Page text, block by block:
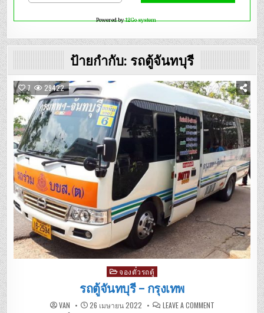
Powered by12Go system
ป้ายกำกับ: รถตู้จันทบุรี
7 29422
Posted
in
จองตั๋วรถตู้
รถตู้จันทบุรี – กรุงเทพ
VAN 26 เมษายน 2022 LEAVE A COMMENTON